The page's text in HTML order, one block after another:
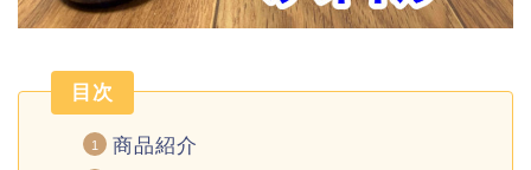
目次
商品紹介